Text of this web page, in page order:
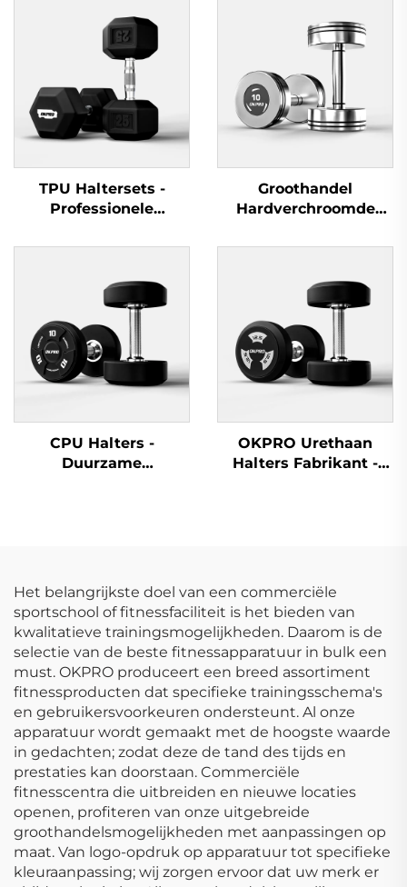
TPU Haltersets -
Professionele
Groothandel
Hardverchroomde
Haltersets voor
Fitnessruimten
CPU Halters -
Duurzame
OKPRO Urethaan
Halters Fabrikant -
Het belangrijkste doel van een commerciële
sportschool of fitnessfaciliteit is het bieden van
kwalitatieve trainingsmogelijkheden. Daarom is de
selectie van de beste fitnessapparatuur in bulk een
must. OKPRO produceert een breed assortiment
fitnessproducten dat specifieke trainingsschema's
en gebruikersvoorkeuren ondersteunt. Al onze
apparatuur wordt gemaakt met de hoogste waarde
in gedachten; zodat deze de tand des tijds en
prestaties kan doorstaan. Commerciële
fitnesscentra die uitbreiden en nieuwe locaties
openen, profiteren van onze uitgebreide
groothandelsmogelijkheden met aanpassingen op
maat. Van logo-opdruk op apparatuur tot specifieke
kleuraanpassing; wij zorgen ervoor dat uw merk er